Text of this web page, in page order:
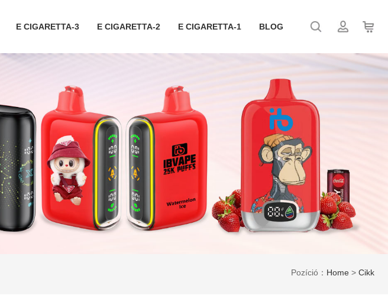
E CIGARETTA-3 E CIGARETTA-2 E CIGARETTA-1 BLOG
Pozíció： Home> Cikk